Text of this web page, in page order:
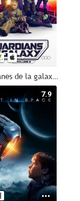
Guardianes de la galaxia Vol. 3
7.9